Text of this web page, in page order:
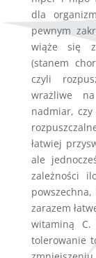
dla
pewnym
wiąże się z
(stanem
czyli
wrażliwe
nadmiar,
łatwiej
ale
zależności
zarazem
witaminą
tolerowanie